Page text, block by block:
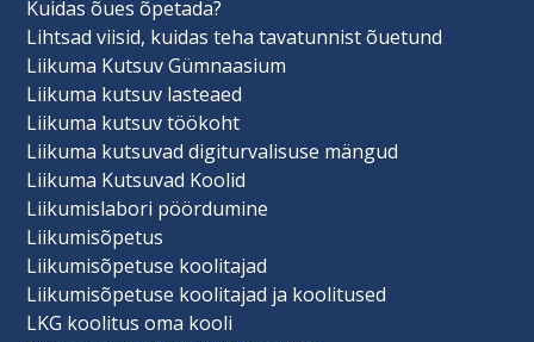
Kuidas õues õpetada?
Lihtsad viisid, kuidas teha tavatunnist õuetund
Liikuma Kutsuv Gümnaasium
Liikuma kutsuv lasteaed
Liikuma kutsuv töökoht
Liikuma kutsuvad digiturvalisuse mängud
Liikuma Kutsuvad Koolid
Liikumislabori pöördumine
Liikumisõpetus
Liikumisõpetuse koolitajad
Liikumisõpetuse koolitajad ja koolitused
LKG koolitus oma kooli